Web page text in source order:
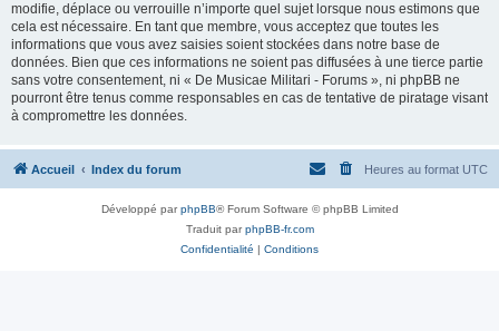
modifie, déplace ou verrouille n’importe quel sujet lorsque nous estimons que
cela est nécessaire. En tant que membre, vous acceptez que toutes les
informations que vous avez saisies soient stockées dans notre base de
données. Bien que ces informations ne soient pas diffusées à une tierce partie
sans votre consentement, ni « De Musicae Militari - Forums », ni phpBB ne
pourront être tenus comme responsables en cas de tentative de piratage visant
à compromettre les données.
Accueil Index du forum Heures au format UTC
Développé parphpBB® Forum Software © phpBB Limited
Traduit parphpBB-fr.com
Confidentialité | Conditions